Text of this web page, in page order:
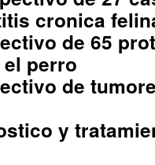
cronica
de 65
perro
de
y